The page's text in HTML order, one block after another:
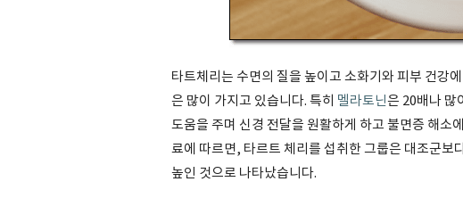
타트체리는 수면의 질을 높이고 소화기와 피부 건강
은 많이 가지고 있습니다. 특히 멜라토닌은 20배나 많
도움을 주며 신경 전달을 원활하게 하고 불면증 해소
료에 따르면, 타르트 체리를 섭취한 그룹은 대조군보
높인 것으로 나타났습니다.